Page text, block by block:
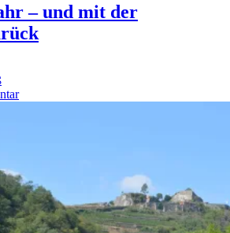
– und mit der